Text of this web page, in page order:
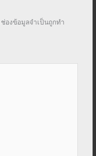
ช่องข้อมูลจำเป็นถูกทำ